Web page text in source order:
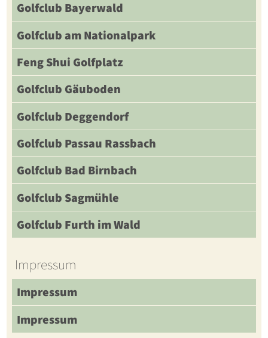
Golfclub Bayerwald
Golfclub am Nationalpark
Feng Shui Golfplatz
Golfclub Gäuboden
Golfclub Deggendorf
Golfclub Passau Rassbach
Golfclub Bad Birnbach
Golfclub Sagmühle
Golfclub Furth im Wald
Impressum
Impressum
Impressum